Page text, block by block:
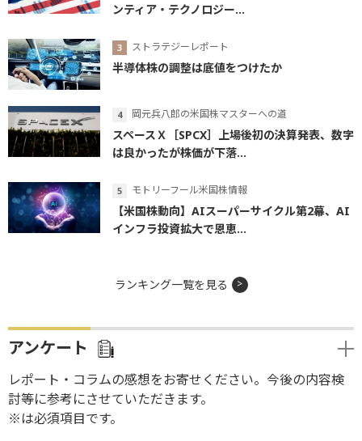
ンティア・テクノロジー...
ストラテジーレポート
半導体株の調整は底値をつけたか
岡元兵八郎の米国株マスターへの道
スペースＸ［SPCX］上場後初の決算発表、数字
は良かったが株価が下落...
モトリーフール米国株情報
【米国株動向】AIスーパーサイクル第2幕、AI
インフラ投資拡大で恩恵...
ランキング一覧を見る
アンケート
レポート・コラムの感想をお寄せください。今後の内容検
討等に参考にさせていただきます。
※は必須項目です。